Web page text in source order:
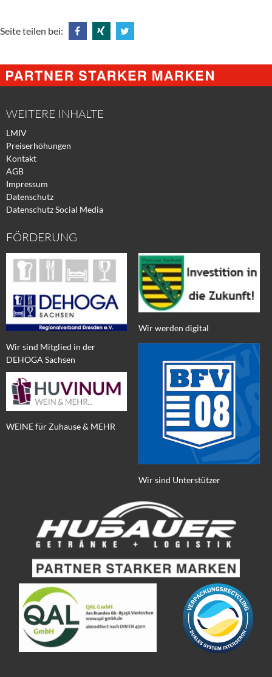
Seite teilen bei:
@
Facebook
@
Xing
@
Twitter
WEITERE INHALTE
LMIV
Preiserhöhungen
Kontakt
AGB
Impressum
Datenschutz
Datenschutz Social Media
FÖRDERUNG
Wir sind Mitglied in der
DEHOGA Sachsen
WEINE für Zuhause & MEHR
Wir werden digital
Wir sind Unterstützer